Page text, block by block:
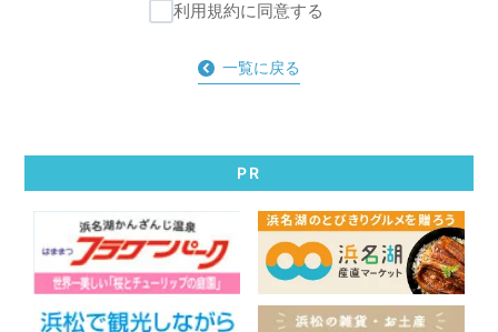
利用規約に同意する
一覧に戻る
PR